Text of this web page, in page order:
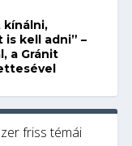
kínálni,
kell adni” –
a Gránit
friss témái